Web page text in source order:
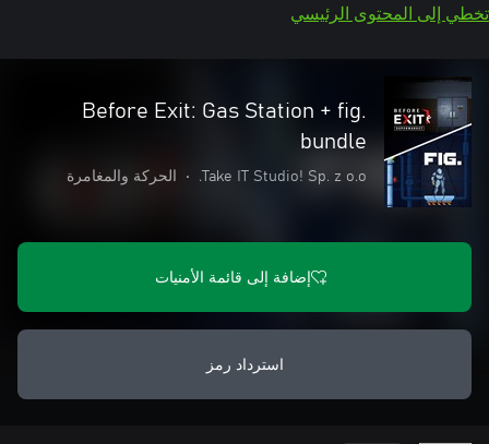
تخطي إلى المحتوى الرئيسي
Before Exit: Gas Station + fig.
bundle
Take IT Studio! Sp. z o.o.
• الحركة والمغامرة
إضافة إلى قائمة الأمنيات
استرداد رمز